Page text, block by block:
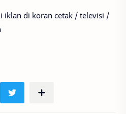
iklan di koran cetak / televisi /